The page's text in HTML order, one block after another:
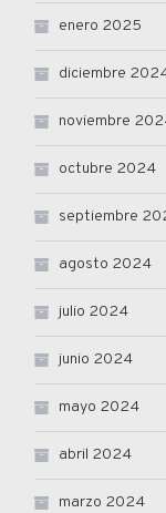
enero 2025
diciembre
noviembre
octubre 2024
septiembre
agosto 2024
julio 2024
junio 2024
mayo 2024
abril 2024
marzo 2024